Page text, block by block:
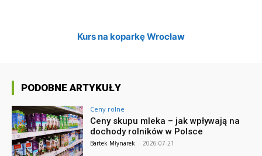
Kurs na koparkę Wrocław
PODOBNE ARTYKUŁY
Ceny rolne
Ceny skupu mleka – jak wpływają na
dochody rolników w Polsce
Bartek Młynarek - 2026-07-21